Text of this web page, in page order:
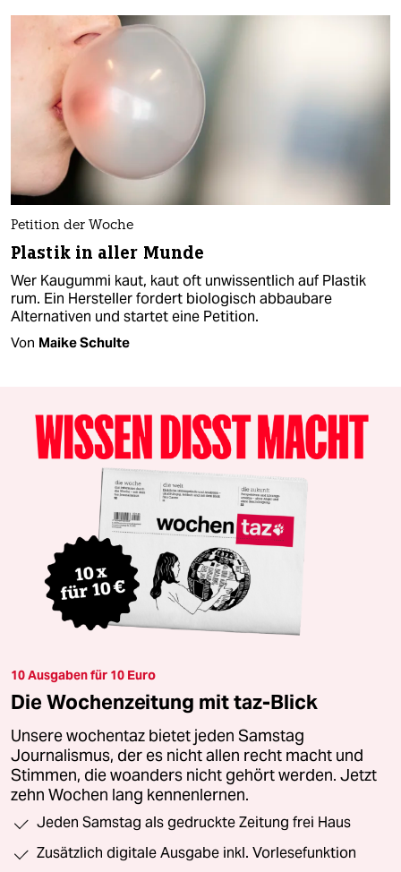
Petition der Woche
Plastik in aller Munde
Wer Kaugummi kaut, kaut oft unwissentlich auf Plastik
rum. Ein Hersteller fordert biologisch abbaubare
Alternativen und startet eine Petition.
Von Maike Schulte
10 Ausgaben für 10 Euro
Die Wochenzeitung mit taz-Blick
Unsere wochentaz bietet jeden Samstag
Journalismus, der es nicht allen recht macht und
Stimmen, die woanders nicht gehört werden. Jetzt
zehn Wochen lang kennenlernen.
Jeden Samstag als gedruckte Zeitung frei Haus
Zusätzlich digitale Ausgabe inkl. Vorlesefunktion